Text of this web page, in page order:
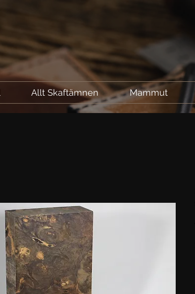
Allt Skaftämnen Mammut